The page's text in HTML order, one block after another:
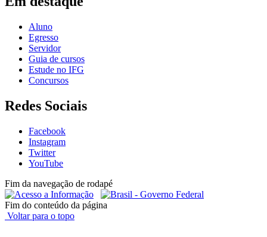
Aluno
Egresso
Servidor
Guia de cursos
Estude no IFG
Concursos
Redes Sociais
Facebook
Instagram
Twitter
YouTube
Fim da navegação de rodapé
Fim do conteúdo da página
Voltar para o topo